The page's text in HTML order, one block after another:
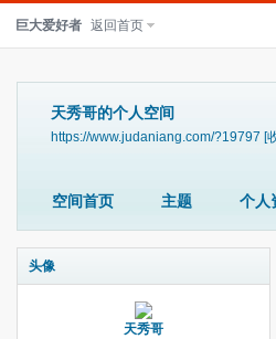
巨大爱好者 返回首页
天秀哥的个人空间
https://www.judaniang.com/?19797 [
空间首页 主题 个人
头像
天秀哥